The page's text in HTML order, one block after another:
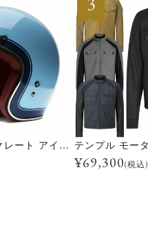
CUSTOM500 クレート アイスブルー
¥69,300(税込)